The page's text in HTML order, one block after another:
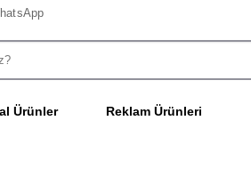
Ürünler Reklam Ürünleri